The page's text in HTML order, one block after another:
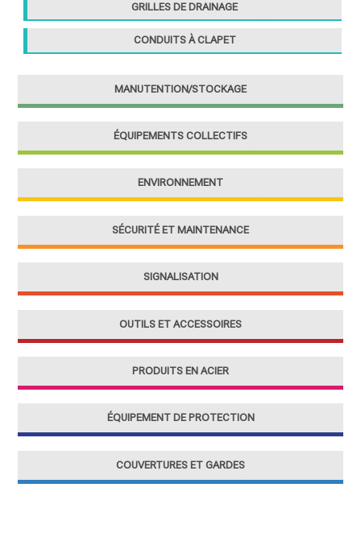
GRILLES DE DRAINAGE
CONDUITS À CLAPET
MANUTENTION/STOCKAGE
ÉQUIPEMENTS COLLECTIFS
ENVIRONNEMENT
SÉCURITÉ ET MAINTENANCE
SIGNALISATION
OUTILS ET ACCESSOIRES
PRODUITS EN ACIER
ÉQUIPEMENT DE PROTECTION
COUVERTURES ET GARDES